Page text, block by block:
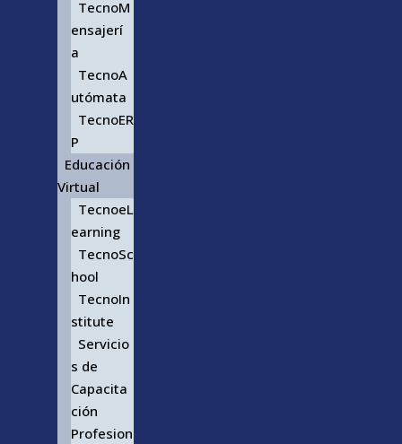
TecnoM
ensajerí
a
TecnoA
utómata
TecnoER
P
Educación
Virtual
TecnoeL
earning
TecnoSc
hool
TecnoIn
stitute
Servicio
s de
Capacita
ción
Profesion